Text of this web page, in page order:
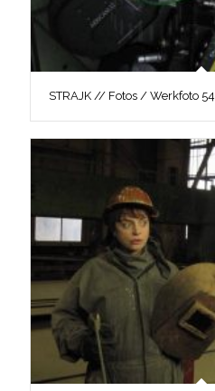
STRAJK // Fotos / Werkfoto 54